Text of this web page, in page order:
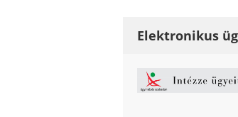
Elektronikus